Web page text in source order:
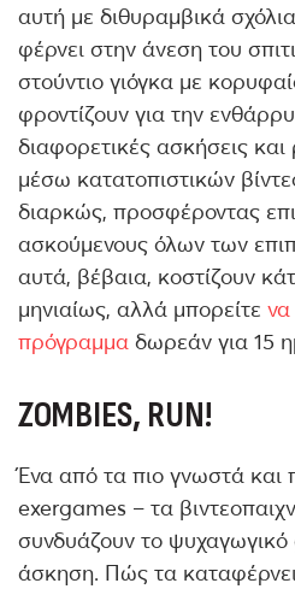
αυτή με διθυραμβικά
φέρνει στην άνεση του
στούντιο γιόγκα με
φροντίζουν για την
διαφορετικές ασκήσεις και
μέσω κατατοπιστικών
διαρκώς, προσφέροντας
ασκούμενους όλων των
αυτά, βέβαια, κοστίζουν
μηνιαίως, αλλά μπορείτε να
πρόγραμμα δωρεάν για 15
ZOMBIES, RUN!
Ένα από τα πιο γνωστά και
exergames – τα
συνδυάζουν το
άσκηση. Πώς τα